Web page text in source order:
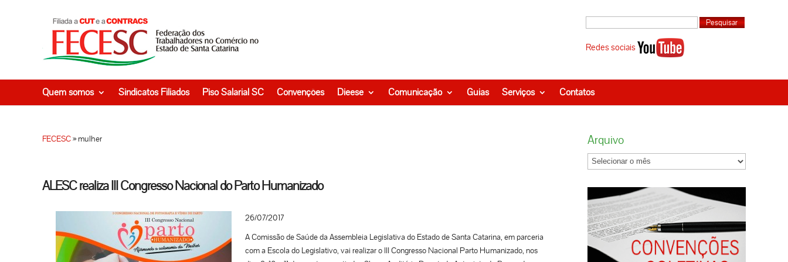
Redes sociais
Quem somos Sindicatos Filiados Piso Salarial SC Convenções Dieese Comunicação Guias Serviços Contatos
FECESC»mulher
ALESC realiza III Congresso Nacional do Parto Humanizado
26/07/2017
A Comissão de Saúde da Assembleia Legislativa do Estado de Santa Catarina, em parceria
com a Escola do Legislativo, vai realizar o III Congresso Nacional Parto Humanizado, nos
Arquivo